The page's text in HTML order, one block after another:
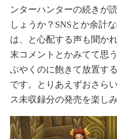
ンターハンターの続きが
しょうか？SNSとか余計
は、と心配する声も聞か
末コメントとかみてて思
ぶやくのに飽きて放置す
です。とりあえずおさら
ス未収録分の発売を楽し